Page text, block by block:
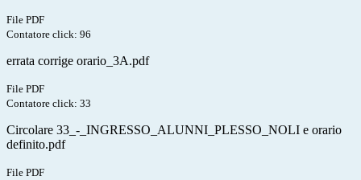
File PDF
Contatore click: 96
errata corrige orario_3A.pdf
File PDF
Contatore click: 33
Circolare 33_-_INGRESSO_ALUNNI_PLESSO_NOLI e orario
definito.pdf
File PDF